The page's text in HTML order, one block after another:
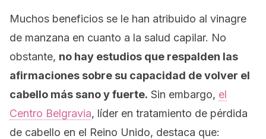
Muchos beneficios se le han atribuido al vinagre
de manzana en cuanto a la salud capilar. No
obstante, no hay estudios que respalden las
afirmaciones sobre su capacidad de volver el
cabello más sano y fuerte. Sin embargo, el
Centro Belgravia, líder en tratamiento de pérdida
de cabello en el Reino Unido, destaca que: